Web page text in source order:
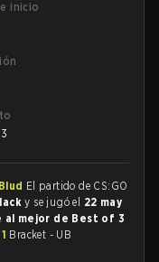
inicio
El partido de CS:GO
y se jugó el 22 may
al mejor de Best of 3
Bracket - UB